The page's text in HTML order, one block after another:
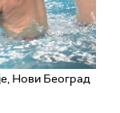
Нови Београд